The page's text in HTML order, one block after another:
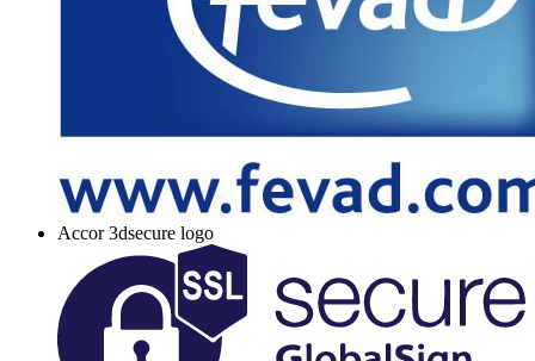
Accor 3dsecure logo